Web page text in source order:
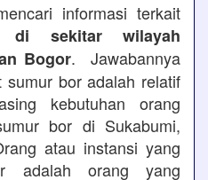
informasi terkait
sekitar wilayah
Bogor. Jawabannya
bor adalah relatif
kebutuhan orang
bor di Sukabumi,
atau instansi yang
adalah orang yang